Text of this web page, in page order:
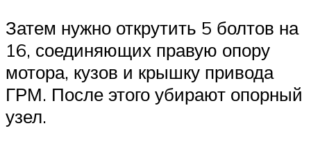
Затем нужно открутить 5 болтов на
16, соединяющих правую опору
мотора, кузов и крышку привода
ГРМ. После этого убирают опорный
узел.